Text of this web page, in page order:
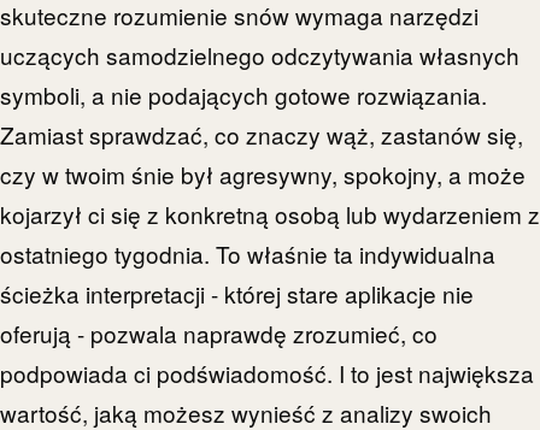
skuteczne rozumienie snów wymaga narzędzi
uczących samodzielnego odczytywania własnych
symboli, a nie podających gotowe rozwiązania.
Zamiast sprawdzać, co znaczy wąż, zastanów się,
czy w twoim śnie był agresywny, spokojny, a może
kojarzył ci się z konkretną osobą lub wydarzeniem z
ostatniego tygodnia. To właśnie ta indywidualna
ścieżka interpretacji - której stare aplikacje nie
oferują - pozwala naprawdę zrozumieć, co
podpowiada ci podświadomość. I to jest największa
wartość, jaką możesz wynieść z analizy swoich